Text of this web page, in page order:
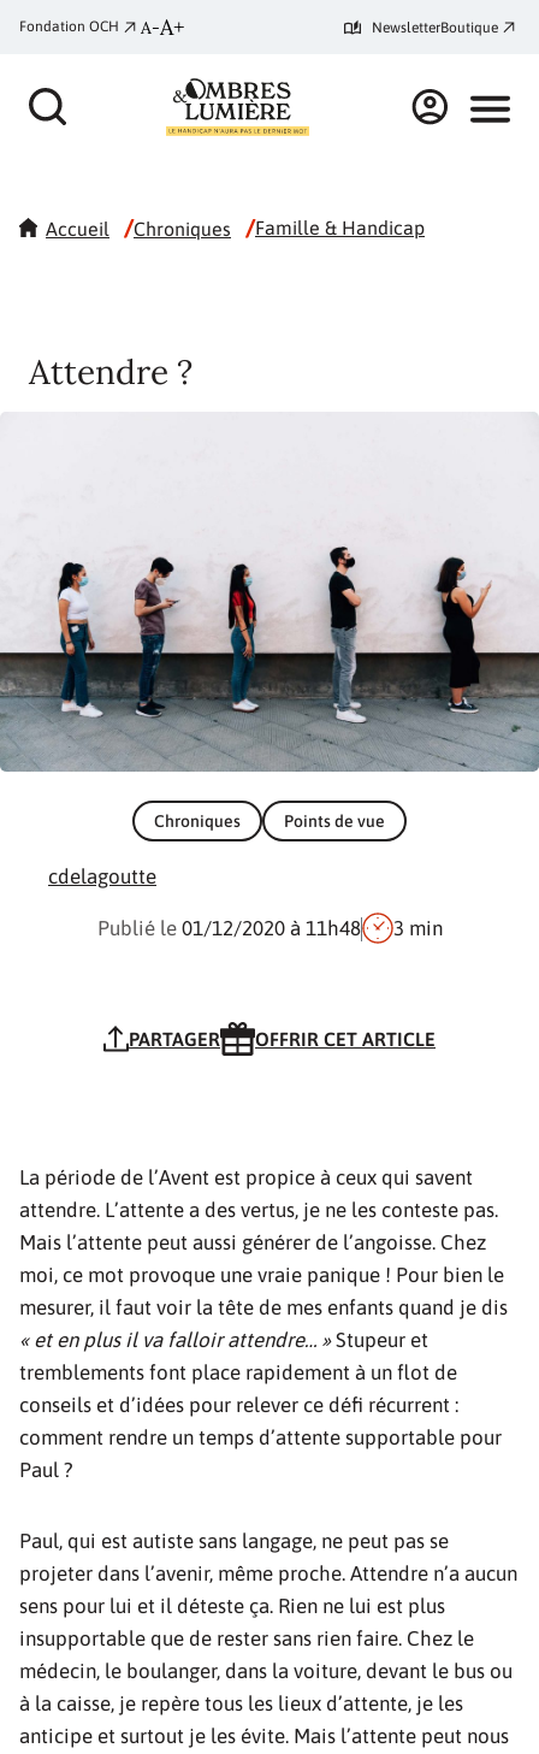
Fondation OCH A-A+ NewsletterBoutique
Accueil /Chroniques /Famille & Handicap
Attendre ?
Chroniques Points de vue
cdelagoutte
Publié le 01/12/2020à 11h48 3 min
PARTAGER OFFRIR CET ARTICLE
La période de l’Avent est propice à ceux qui savent
attendre. L’attente a des vertus, je ne les conteste pas.
Mais l’attente peut aussi générer de l’angoisse. Chez
moi, ce mot provoque une vraie panique ! Pour bien le
mesurer, il faut voir la tête de mes enfants quand je dis
« et en plus il va falloir attendre… »Stupeur et
tremblements font place rapidement à un flot de
conseils et d’idées pour relever ce défi récurrent :
comment rendre un temps d’attente supportable pour
Paul ?
Paul, qui est autiste sans langage, ne peut pas se
projeter dans l’avenir, même proche. Attendre n’a aucun
sens pour lui et il déteste ça. Rien ne lui est plus
insupportable que de rester sans rien faire. Chez le
médecin, le boulanger, dans la voiture, devant le bus ou
à la caisse, je repère tous les lieux d’attente, je les
anticipe et surtout je les évite. Mais l’attente peut nous